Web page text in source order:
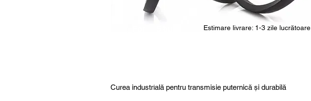
Curea industrială pentru transmisie puternică și durabilă
specia
l
Estimare livrare: 1-3 zile lucrătoare